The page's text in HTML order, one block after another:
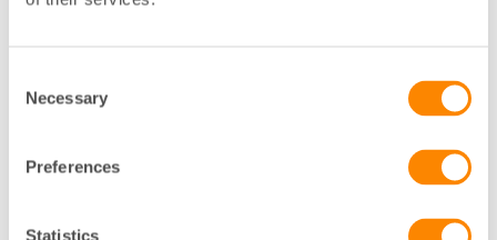
Selection
Necessary
Preferences
Statistics